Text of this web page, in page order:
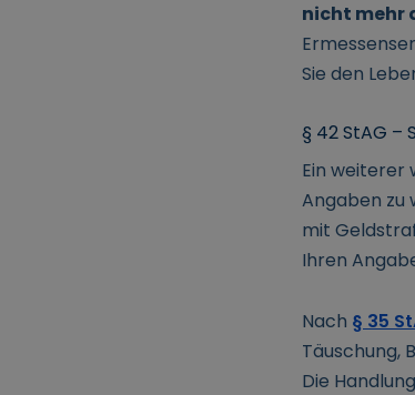
nicht mehr
Sie den
§ 42 StAG
Ein weiterer
Angaben zu
mit
Ihren
Nach § 35
Täuschung,
Die